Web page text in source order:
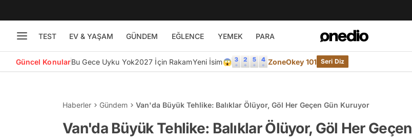
TEST EV & YAŞAM GÜNDEM EĞLENCE YEMEK PARA
Güncel KonularBu Gece Uyku Yok2027 İçin RakamYeni İsim😱 ZoneOkey 101 Seri Diz
Haberler Gündem Van'da Büyük Tehlike: Balıklar Ölüyor, Göl Her Geçen Gün Kuruyor
Van'da Büyük Tehlike: Balıklar Ölüyor, Göl Her Geçen